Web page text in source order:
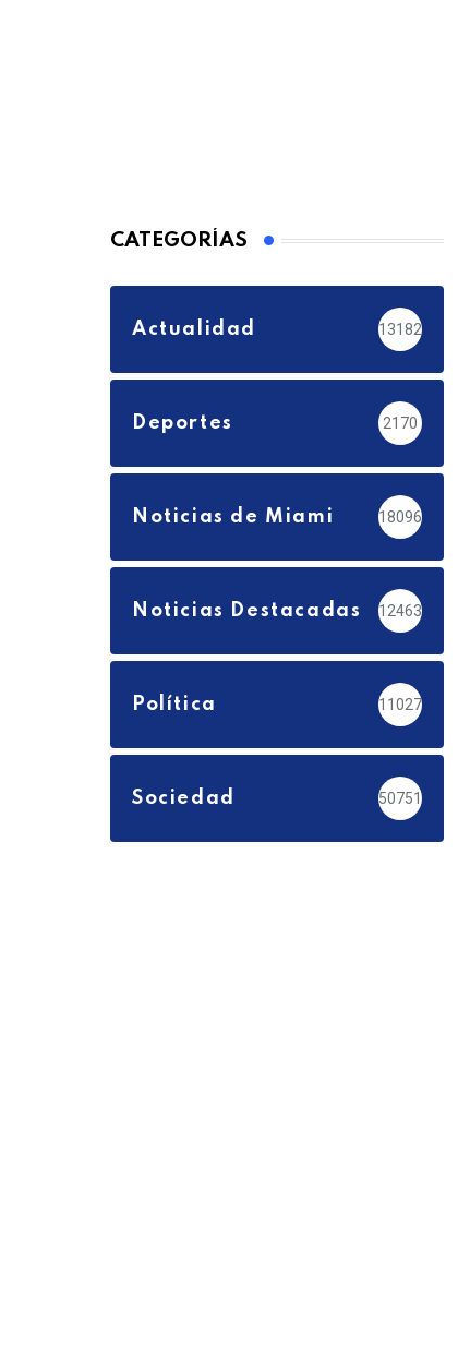
CATEGORÍAS
Actualidad 13182
Deportes 2170
Noticias de Miami 18096
Noticias Destacadas 12463
Política 11027
Sociedad 50751